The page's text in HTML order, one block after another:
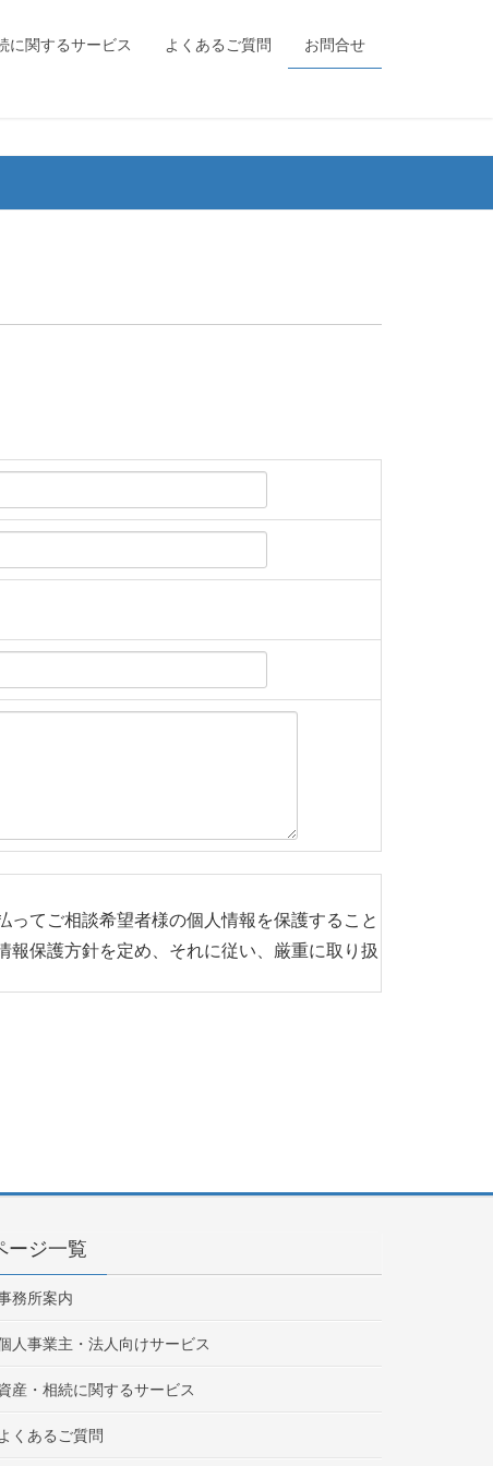
に関するサービス よくあるご質問 お問合せ
てご相談希望者様の個人情報を保護すること
保護方針を定め、それに従い、厳重に取り扱
す。これらの情報は、ご相談希望者様が希望
事務所では、本サイトを利用されたことに伴
の各号の場合には、ご相談希望者様の事前の
ージ一覧
務所案内
人事業主・法人向けサービス
産・相続に関するサービス
よくあるご質問